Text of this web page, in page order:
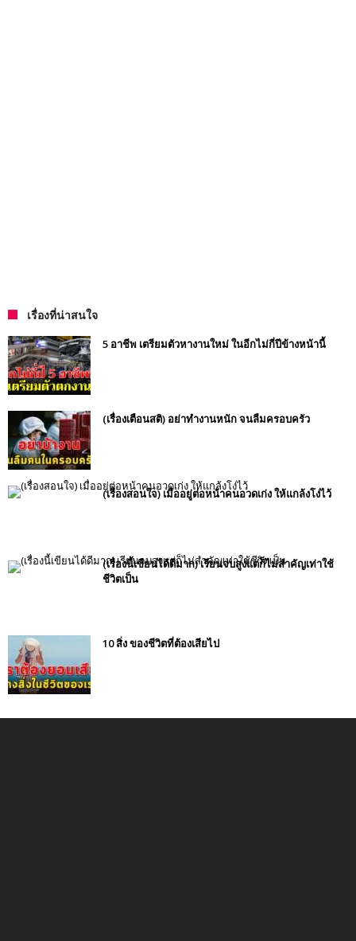
เรื่องที่น่าสนใจ
5 อาชีพ เตรียมตัวหางานใหม่ ในอีกไม่กี่ปีข้างหน้านี้
(เรื่องเตือนสติ) อย่าทำงานหนัก จนลืมครอบครัว
(เรื่องสอนใจ) เมื่ออยู่ต่อหน้าคนอวดเก่ง ให้แกล้งโง่ไว้
(เรื่องนี้เขียนได้ดีมาก) เรียนจบสูงแต่ก็ไม่สำคัญเท่าใช้
ชีวิตเป็น
10 สิ่ง ของชีวิตที่ต้องเสียไป